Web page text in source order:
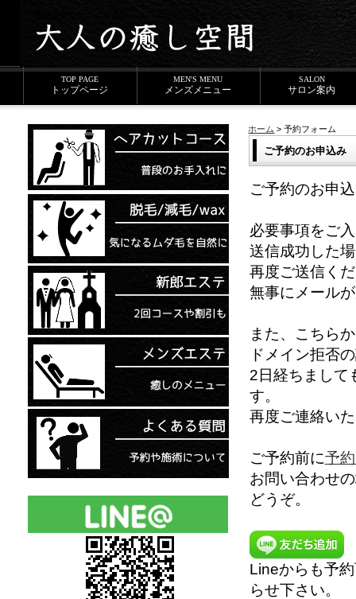
専用個室でメンズエステ、ヘアカット・顔そり・シェービング・眉カット・ワッ
ホーム >予約フォーム
ご予約のお申込み
ご予約のお申
必要事項をご
送信成功した
再度ご送信く
無事にメール
また、こちら
ドメイン拒否
2日経ちまして
す。
再度ご連絡い
ご予約前に予
お問い合わせ
どうぞ。
Lineからも予
らせ下さい。
TOP PAGE
トップページ
MEN'S MENU
メンズメニュー
SALON
サロン案内